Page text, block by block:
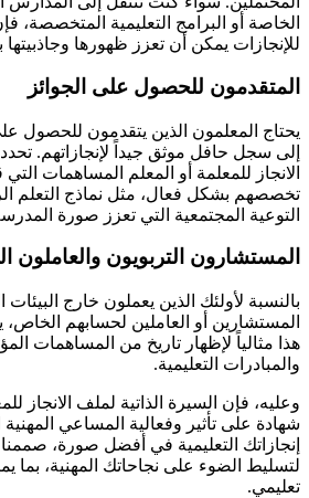
الخاصة أو البرامج التعليمية المتخصصة،
للإنجازات يمكن أن تعزز ظهورها
المتقدمون للحصول على الجوائز
يحتاج المعلمون الذين يتقدمون للحصول
إلى سجل حافل موثق جيداً لإنجازاتهم.
الانجاز للمعلمة أو المعلم المساهمات
تخصصهم بشكل فعال، مثل نماذج التعلم
التوعية المجتمعية التي تعزز صورة
المستشارون التربويون والعاملون
بالنسبة لأولئك الذين يعملون خارج البيئات
المستشارين أو العاملين لحسابهم الخاص،
هذا مثالياً لإظهار تاريخ من المساهمات
والمبادرات التعليمية.
وعليه، فإن السيرة الذاتية لملف الانجاز
شهادة على تأثير وفعالية المساعي
إنجازاتك التعليمية في أفضل صورة،
لتسليط الضوء على نجاحاتك المهنية، بما
تعليمي.